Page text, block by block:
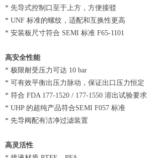
* 先导式控制口至于上方，方便接驳
* UNF 标准的螺纹，适配和互换性更高
* 安装板尺寸符合 SEMI 标准 F65-1101
高安全性能
* 极限耐受压力可达 10 bar
* 可有效平衡出压力脉动，保证出口压力恒定
* 符合 FDA 177-1520 / 177-1550 溶出试验要求
* UHP 的超纯产品符合SEMI F057 标准
* 先导阀配有洁净过滤装置
高灵活性